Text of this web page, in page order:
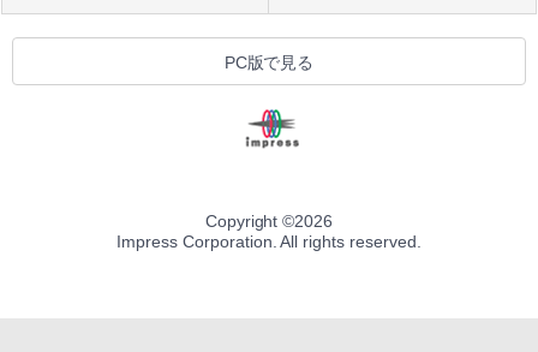
PC版で見る
Copyright ©2026
Impress Corporation. All rights reserved.